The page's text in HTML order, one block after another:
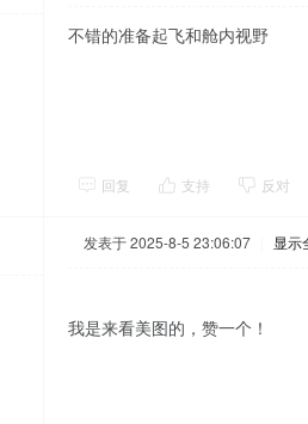
不错的准备起飞和舱内视野
回复 支持 反对
发表于 2025-8-5 23:06:07 显示
我是来看美图的，赞一个！